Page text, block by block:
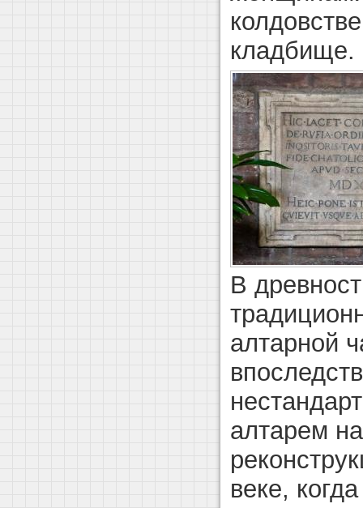
кладбище.
В
алтарной
алтарем
веке,